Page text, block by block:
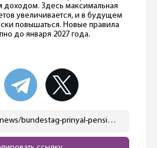
доходом. Здесь максимальная
увеличивается, и в будущем
повышаться. Новые правила
до января 2027 года.
https://ostwest.tv/news/bundestag-prinyal-pensionnyj-paket-chto-izmenitsya-dlya-millionov-zhitelej-germanii/